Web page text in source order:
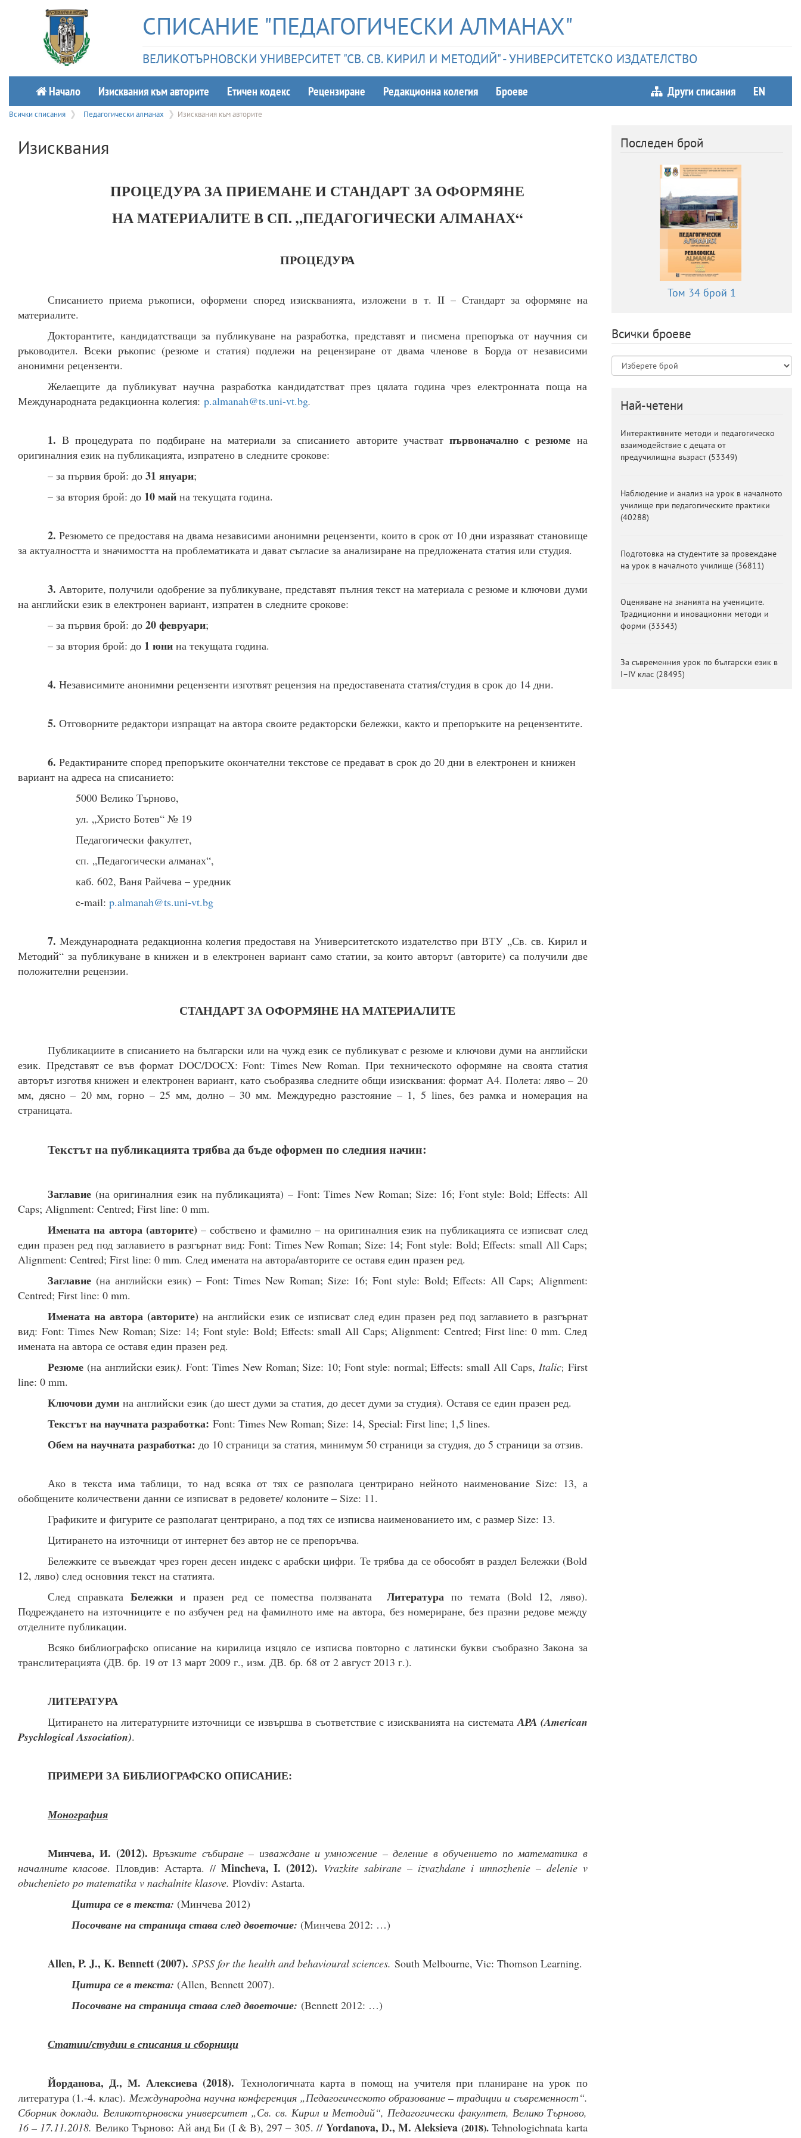
СПИСАНИЕ "ПЕДАГОГИЧЕСКИ АЛМАНАХ"
ВЕЛИКОТЪРНОВСКИ УНИВЕРСИТЕТ "СВ. СВ. КИРИЛ И МЕТОДИЙ" - УНИВЕРСИТЕТСКО ИЗДАТЕЛСТВО
Начало Изисквания към авторите Етичeн кодекс Рецензиране Редакционна колегия Броеве Други списания EN
Всички списания Педагогически алманах Изисквания към авторите
Изисквания
ПРОЦЕДУРА ЗА ПРИЕМАНЕ И СТАНДАРТ ЗА ОФОРМЯНЕ
НА МАТЕРИАЛИТЕ В СП. „ПЕДАГОГИЧЕСКИ АЛМАНАХ“
ПРОЦЕДУРА
Списанието приема ръкописи, оформени според изискванията, изложени в т. II – Стандарт за оформяне на
материалите.
Докторантите, кандидатстващи за публикуване на разработка, представят и писмена препоръка от научния си
ръководител. Всеки ръкопис (резюме и статия) подлежи на рецензиране от двама членове в Борда от независими
анонимни рецензенти.
Желаещите да публикуват научна разработка кандидатстват през цялата година чрез електронната поща на
Международната редакционна колегия: p.almanah@ts.uni-vt.bg.
1. В процедурата по подбиране на материали за списанието авторите участват първоначално с резюме на
оригиналния език на публикацията, изпратено в следните срокове:
– за първия брой: до 31 януари;
– за втория брой: до 10 май на текущата година.
2. Резюмето се предоставя на двама независими анонимни рецензенти, които в срок от 10 дни изразяват становище
за актуалността и значимостта на проблематиката и дават съгласие за анализиране на предложената статия или студия.
3. Авторите, получили одобрение за публикуване, представят пълния текст на материала с резюме и ключови думи
на английски език в електронен вариант, изпратен в следните срокове:
– за първия брой: до 20 февруари;
– за втория брой: до 1 юни на текущата година.
4. Независимите анонимни рецензенти изготвят рецензия на предоставената статия/студия в срок до 14 дни.
5. Отговорните редактори изпращат на автора своите редакторски бележки, както и препоръките на рецензентите.
6. Редактираните според препоръките окончателни текстове се предават в срок до 20 дни в електронен и книжен
вариант на адреса на списанието:
5000 Велико Търново,
ул. „Христо Ботев“ № 19
Педагогически факултет,
сп. „Педагогически алманах“,
каб. 602, Ваня Райчева – уредник
e-mail:p.almanah@ts.uni-vt.bg
7. Международната редакционна колегия предоставя на Университетското издателство при ВТУ „Св. св. Кирил и
Методий“ за публикуване в книжен и в електронен вариант само статии, за които авторът (авторите) са получили две
положителни рецензии.
СТАНДАРТ ЗА ОФОРМЯНЕ НА МАТЕРИАЛИТЕ
Публикациите в списанието на български или на чужд език се публикуват с резюме и ключови думи на английски
език. Представят се във формат DOC/DOCX: Font: Times New Roman. При техническото оформяне на своята статия
авторът изготвя книжен и електронен вариант, като съобразява следните общи изисквания: формат А4. Полета: ляво – 20
мм, дясно – 20 мм, горно – 25 мм, долно – 30 мм. Междуредно разстояние – 1, 5 lines, без рамка и номерация на
страницата.
Текстът на публикацията трябва да бъде оформен по следния начин:
Заглавие (на оригиналния език на публикацията) – Font: Times New Roman; Size: 16; Font style: Bold; Effects: All
Caps; Alignment: Centred; First line: 0 mm.
Имената на автора (авторите) – собствено и фамилно – на оригиналния език на публикацията се изписват след
един празен ред под заглавието в разгърнат вид: Font: Times New Roman; Size: 14; Font style: Bold; Effects: small All Caps;
Alignment: Centred; First line: 0 mm. След имената на автора/авторите се оставя един празен ред.
Заглавие (на английски език) – Font: Times New Roman; Size: 16; Font style: Bold; Effects: All Caps; Alignment:
Centred; First line: 0 mm.
Имената на автора(авторите) на английски език се изписват след един празен ред под заглавието в разгърнат
вид: Font: Times New Roman; Size: 14; Font style: Bold; Effects: small All Caps; Alignment: Centred; First line: 0 mm. След
имената на автора се оставя един празен ред.
Резюме (на английски език). Font: Times New Roman; Size: 10; Font style: normal; Effects: small All Caps, Italic; First
line: 0 mm.
Ключови думи на английски език (до шест думи за статия, до десет думи за студия). Оставя се един празен ред.
Текстът на научната разработка: Font: Times New Roman; Size: 14, Special: First line; 1,5 lines.
Обем на научната разработка: до 10 страници за статия, минимум 50 страници за студия, до 5 страници за отзив.
Ако в текста има таблици, то над всяка от тях се разполага центрирано нейното наименование Size: 13, а
обобщените количествени данни се изписват в редовете/ колоните – Size: 11.
Графиките и фигурите се разполагат центрирано, а под тях се изписва наименованието им, с размер Size: 13.
Цитирането на източници от интернет без автор не се препоръчва.
Бележките се въвеждат чрез горен десен индекс с арабски цифри. Те трябва да се обособят в раздел Бележки (Bold
12, ляво) след основния текст на статията.
След справкатаБележки и празен ред се помества ползванатаЛитература по темата (Bold 12, ляво).
Подреждането на източниците е по азбучен ред на фамилното име на автора, без номериране, без празни редове между
отделните публикации.
Всяко библиографско описание на кирилица изцяло се изписва повторно с латински букви съобразно Закона за
транслитерацията (ДВ. бр. 19 от 13 март 2009 г., изм. ДВ. бр. 68 от 2 август 2013 г.).
ЛИТЕРАТУРА
Цитирането на литературните източници се извършва в съответствие с изискванията на систематаАРА (American
Psychlogical Association).
ПРИМЕРИ ЗА БИБЛИОГРАФСКО ОПИСАНИЕ:
Монография
Минчева, И. (2012). Връзките събиране – изваждане и умножение – деление в обучението по математика в
началните класове. Пловдив: Астарта. // Mincheva, I. (2012). Vrazkite sabirane – izvazhdane i umnozhenie – delenie v
obuchenieto po matematika v nachalnite klasove. Plovdiv: Astarta.
Цитира се в текста: (Минчева 2012)
Посочване на страница става след двоеточие: (Минчева 2012: …)
Allen, P. J., K. Bennett (2007). SPSS for the health and behavioural sciences. South Melbourne, Vic: Thomson Learning.
Цитира се в текста: (Allen, Bennett 2007).
Посочване на страница става след двоеточие: (Bennett 2012: …)
Статии/студии в списания и сборници
Йорданова, Д., М. Алексиева (2018). Технологичната карта в помощ на учителя при планиране на урок по
литература (1.-4. клас).Международна научна конференция „Педагогическото образование – традиции и съвременност“.
Сборник доклади. Великотърновски университет „Св. св. Кирил и Методий“, Педагогически факултет, Велико Търново,
16 – 17.11.2018. Велико Търново: Ай анд Би (I & B), 297 – 305. // Yordanova, D., M. Aleksieva(2018).Tehnologichnata karta
Последен брой
Том 34 брой 1
Всички броеве
Най-четени
Интерактивните методи и педагогическо
взаимодействие с децата от
предучилищна възраст (53349)
Наблюдение и анализ на урок в началното
училище при педагогическите практики
(40288)
Подготовка на студентите за провеждане
на урок в началното училище (36811)
Оценяване на знанията на учениците.
Традиционни и иновационни методи и
форми (33343)
За съвременния урок по български език в
I–IV клас(28495)